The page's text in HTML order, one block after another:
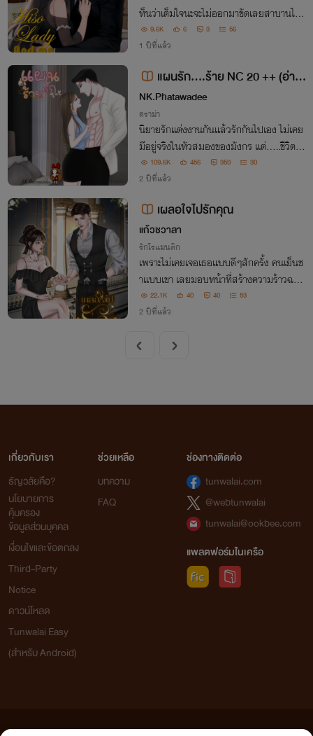
ห็นว่าเต็มใจนะจะไม่ออกมาขัดเลยสาบานได้"
"ที่เห็นขัดขืนฉันก็แค่สร้างบรรยากาศ คราวห
ลังอย่าได้เข้ามาสอด...ไสหัวไปซะ" นี่แค่บท
9.6K 6 3 56
1 ปีที่แล้ว
แผนรัก....ร้าย NC 20 ++ (อ่าน
ฟรีก่อนติดเหรียญ)
NK.Phatawadee
ดราม่า
นิยายรักแต่งงานกันแล้วรักกันไปเอง ไม่เคย
มีอยู่จริงในหัวสมองของมังกร แต่.....ชีวิตจริ
งของเธอและเขาก็เป็นแบบนั้น จะรักไม่รัก ไ
ม่สำคัญเท่า.....ผลประโยชน์และล้างแค้นให้
109.6K 456 350 30
2 ปีที่แล้ว
เผลอใจไปรักคุณ
แก้วชวาลา
รักโรแมนติก
เพราะไม่เคยเจอเธอแบบดีๆสักครั้ง คนเย็นช
าแบบเขา เลยมอบหน้าที่สร้างความร้าวฉาน
ให้เธอ ผู้มีฉายาว่าเมียน้อยแอบแซ่บ!
22.1K 40 40 53
2 ปีที่แล้ว
เกี่ยวกับเรา
ธัญวลัยคือ?
นโยบายการ
คุ้มครอง
ข้อมูลส่วนบุคคล
เงื่อนไขและข้อตกลง
Third-Party
Notice
ดาวน์โหลด
Tunwalai Easy
(สำหรับ Android)
ช่วยเหลือ
บทความ
FAQ
ช่องทางติดต่อ
tunwalai.com
@webtunwalai
tunwalai@ookbee.com
แพลตฟอร์มในเครือ